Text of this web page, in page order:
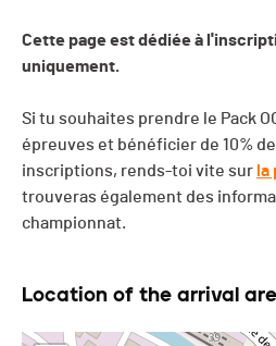
Cette page est dédiée à
uniquement.
Si tu souhaites prendre le Pack
épreuves et bénéficier de 10%
inscriptions, rends-toi vite sur la
trouveras également des
championnat.
Location of the arrival